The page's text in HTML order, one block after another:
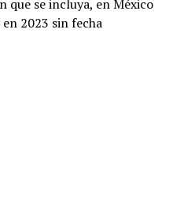
que se incluya, en México
2023 sin fecha